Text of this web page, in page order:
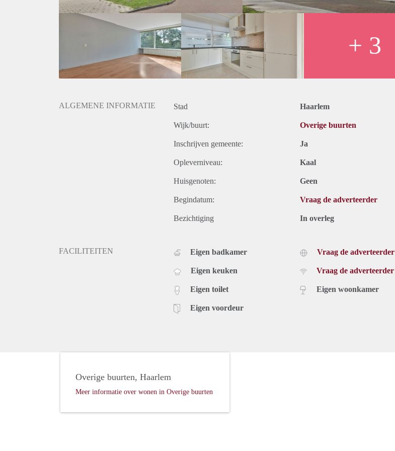
+ 3
ALGEMENE INFORMATIE Stad Haarlem
Wijk/buurt: Overige buurten
Inschrijven gemeente: Ja
Opleverniveau: Kaal
Huisgenoten: Geen
Begindatum: Vraag de adverteerder
Bezichtiging In overleg
FACILITEITEN Eigen badkamer
Eigen keuken
Eigen toilet
Eigen voordeur
Vraag de adverteerder
Vraag de adverteerder
Eigen woonkamer
Overige buurten, Haarlem
Meer informatie over wonen in Overige buurten